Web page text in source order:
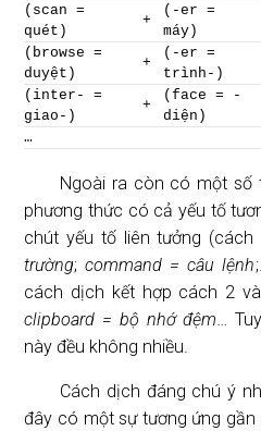
(scan =
quét)
+
(-er =
máy)
(browse =
duyệt)
+
(-er =
trình-)
(inter- =
giao-)
+
(face = -
diện)
…
Ngoài ra còn có một số
phương thức có cả yếu tố
chút yếu tố liên tưởng (cách
trường;command = câu lệnh
cách dịch kết hợp cách 2
clipboard = bộ nhớ đệm…
này đều không nhiều.
Cách dịch đáng chú ý
đây có một sự tương ứng